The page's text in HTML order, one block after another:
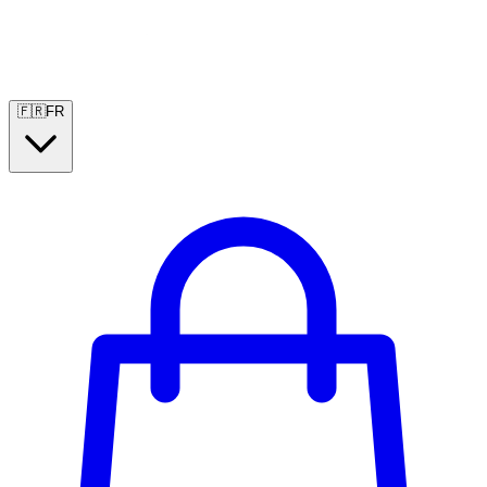
🇫🇷FR